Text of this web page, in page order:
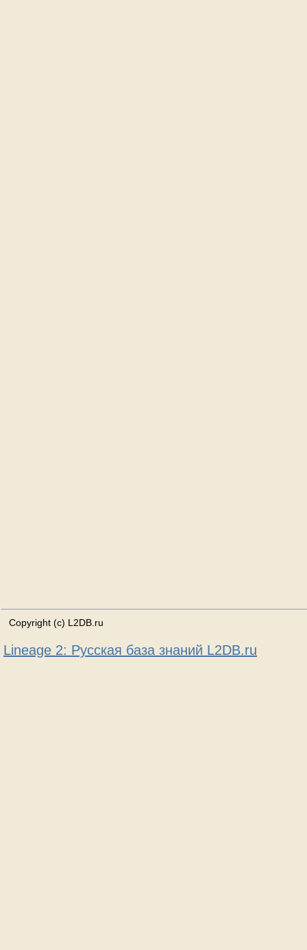
Copyright (c) L2DB.ru
Lineage 2: Русская база знаний L2DB.ru